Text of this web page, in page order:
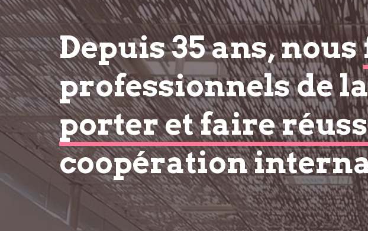
Depuis 35 ans, nous
professionnels de
porter et faire
coopération